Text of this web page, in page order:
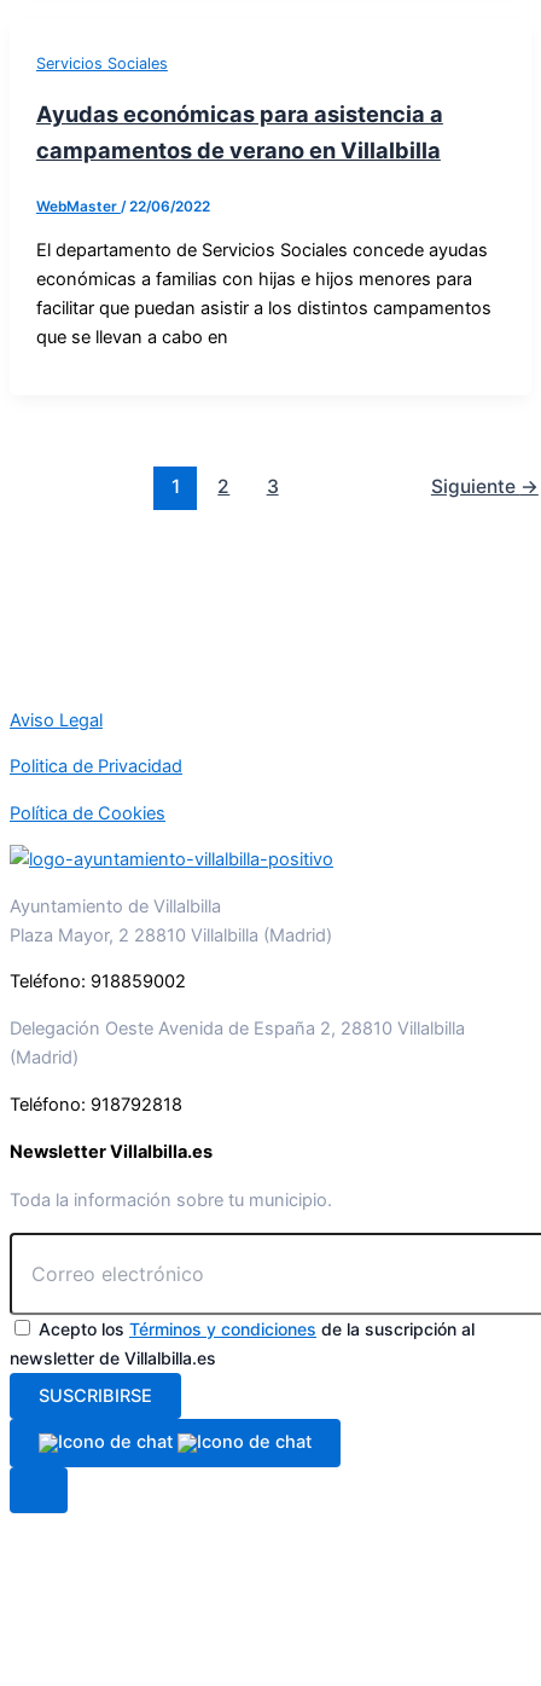
Servicios Sociales
Ayudas económicas para asistencia a
campamentos de verano en Villalbilla
WebMaster /22/06/2022
El departamento de Servicios Sociales concede ayudas
económicas a familias con hijas e hijos menores para
facilitar que puedan asistir a los distintos campamentos
que se llevan a cabo en
1 2 3 Siguiente →
Aviso Legal
Politica de Privacidad
Política de Cookies
Ayuntamiento de Villalbilla
Plaza Mayor, 2 28810 Villalbilla (Madrid)
Teléfono: 918859002
Delegación Oeste Avenida de España 2, 28810 Villalbilla
(Madrid)
Teléfono: 918792818
Newsletter Villalbilla.es
Toda la información sobre tu municipio.
Acepto los Términos y condiciones de la suscripción al
newsletter de Villalbilla.es
SUSCRIBIRSE